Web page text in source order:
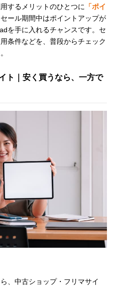
するメリットのひとつに
「ポイ
ール期間中はポイントアップが
を手に入れるチャンスです。セ
条件などを、普段からチェック
ト｜安く買うなら、一方で
、中古ショップ・フリマサイ